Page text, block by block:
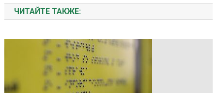
ЧИТАЙТЕ ТАКЖЕ: